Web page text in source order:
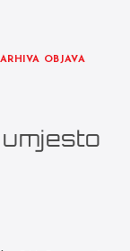
ARHIVA OBJAVA